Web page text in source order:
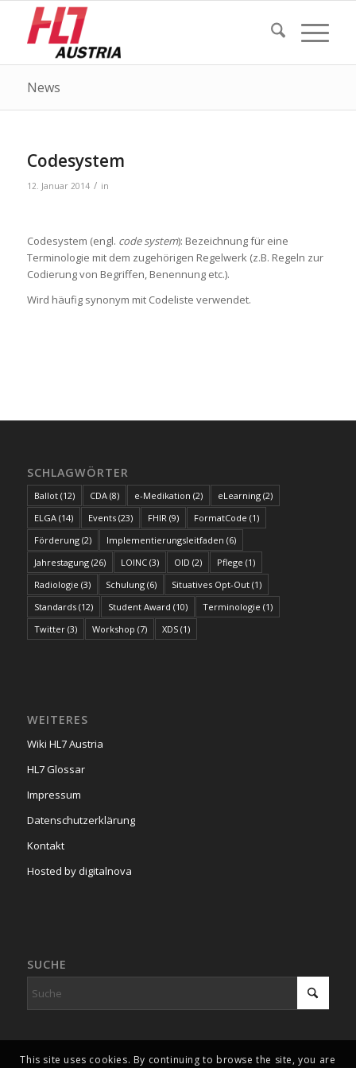
News
Codesystem
12. Januar 2014 / in
Codesystem (engl. code system): Bezeichnung für eine
Terminologie mit dem zugehörigen Regelwerk (z.B. Regeln zur
Codierung von Begriffen, Benennung etc.).
Wird häufig synonym mit Codeliste verwendet.
SCHLAGWÖRTER
Ballot(12) CDA(8) e-Medikation (2) eLearning(2)
ELGA(14) Events(23) FHIR(9) FormatCode (1)
Förderung(2) Implementierungsleitfaden (6)
Jahrestagung(26) LOINC(3) OID (2) Pflege (1)
Radiologie (3) Schulung(6) Situatives Opt-Out(1)
Standards(12) Student Award (10) Terminologie (1)
Twitter(3) Workshop (7) XDS(1)
WEITERES
Wiki HL7 Austria
HL7 Glossar
Impressum
Datenschutzerklärung
Kontakt
Hosted by digitalnova
SUCHE
This site uses cookies. By continuing to browse the site, you are